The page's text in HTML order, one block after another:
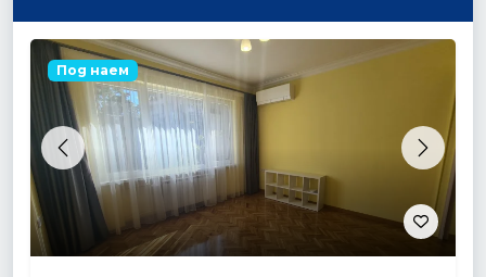
Previous Next
Под наем